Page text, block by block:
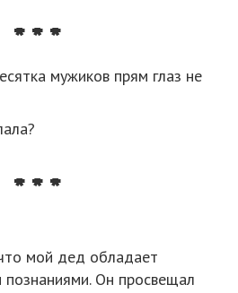
* * *
мужиков прям глаз не
* * *
мой дед обладает
познаниями. Он просвещал